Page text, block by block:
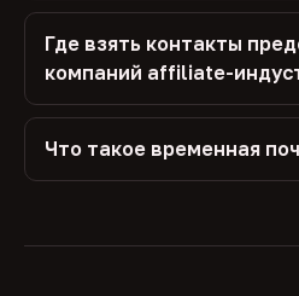
Где взять контакты
компаний affiliate-
Что такое временная